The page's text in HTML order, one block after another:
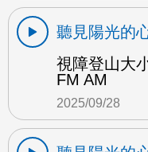
聽見陽光的
視障登山大
FM AM
2025/09/28